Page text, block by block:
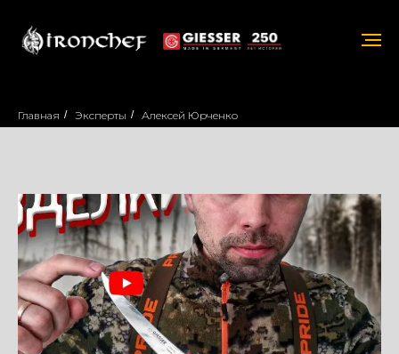
Главная / Эксперты / Алексей Юрченко